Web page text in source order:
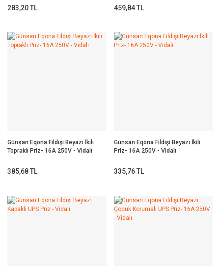
283,20 TL 459,84 TL
Günsan Eqona Fildişi Beyazı İkili
Topraklı Priz- 16A 250V - Vidalı
385,68 TL
Günsan Eqona Fildişi Beyazı İkili
Priz- 16A 250V - Vidalı
335,76 TL